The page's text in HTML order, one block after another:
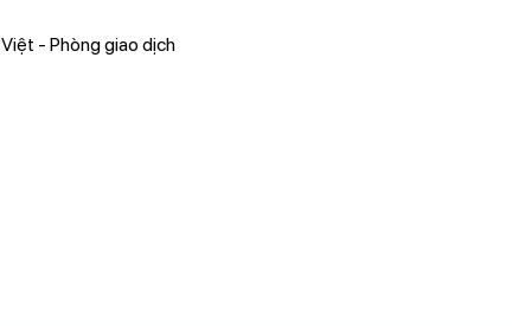
- Phòng giao dịch